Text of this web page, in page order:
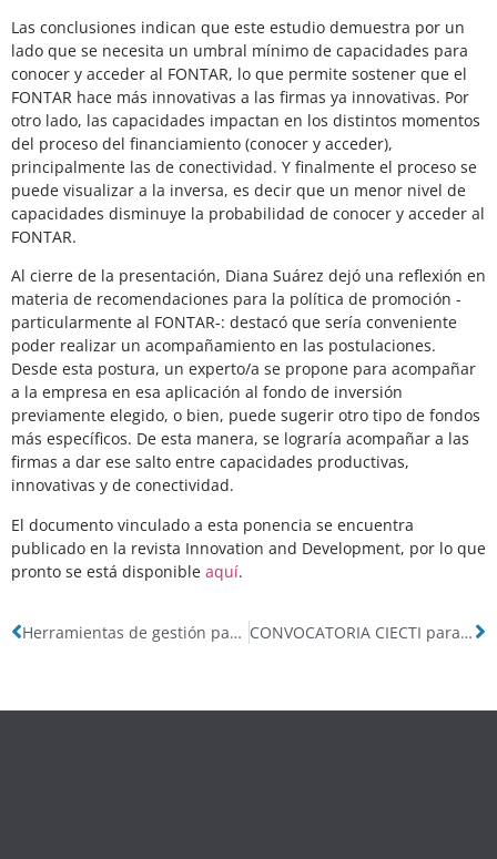
Las conclusiones indican que este estudio demuestra por un
lado que se necesita un umbral mínimo de capacidades para
conocer y acceder al FONTAR, lo que permite sostener que el
FONTAR hace más innovativas a las firmas ya innovativas. Por
otro lado, las capacidades impactan en los distintos momentos
del proceso del financiamiento (conocer y acceder),
principalmente las de conectividad. Y finalmente el proceso se
puede visualizar a la inversa, es decir que un menor nivel de
capacidades disminuye la probabilidad de conocer y acceder al
FONTAR.
Al cierre de la presentación, Diana Suárez dejó una reflexión en
materia de recomendaciones para la política de promoción -
particularmente al FONTAR-: destacó que sería conveniente
poder realizar un acompañamiento en las postulaciones.
Desde esta postura, un experto/a se propone para acompañar
a la empresa en esa aplicación al fondo de inversión
previamente elegido, o bien, puede sugerir otro tipo de fondos
más específicos. De esta manera, se lograría acompañar a las
firmas a dar ese salto entre capacidades productivas,
innovativas y de conectividad.
El documento vinculado a esta ponencia se encuentra
publicado en la revista Innovation and Development, por lo que
pronto se está disponible aquí.
Herramientas de gestión para la convivencia con perspectiva de género CONVOCATORIA CIECTI para estadías temporarias de investigación